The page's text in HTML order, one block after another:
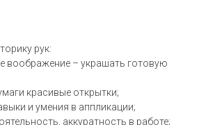
рук:
воображение – украшать готовую
красивые открытки;
и умения в аппликации;
аккуратность в работе;